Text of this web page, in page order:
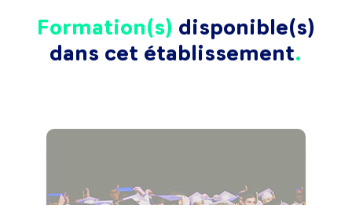
Formation(s) disponible(s)
dans cet établissement